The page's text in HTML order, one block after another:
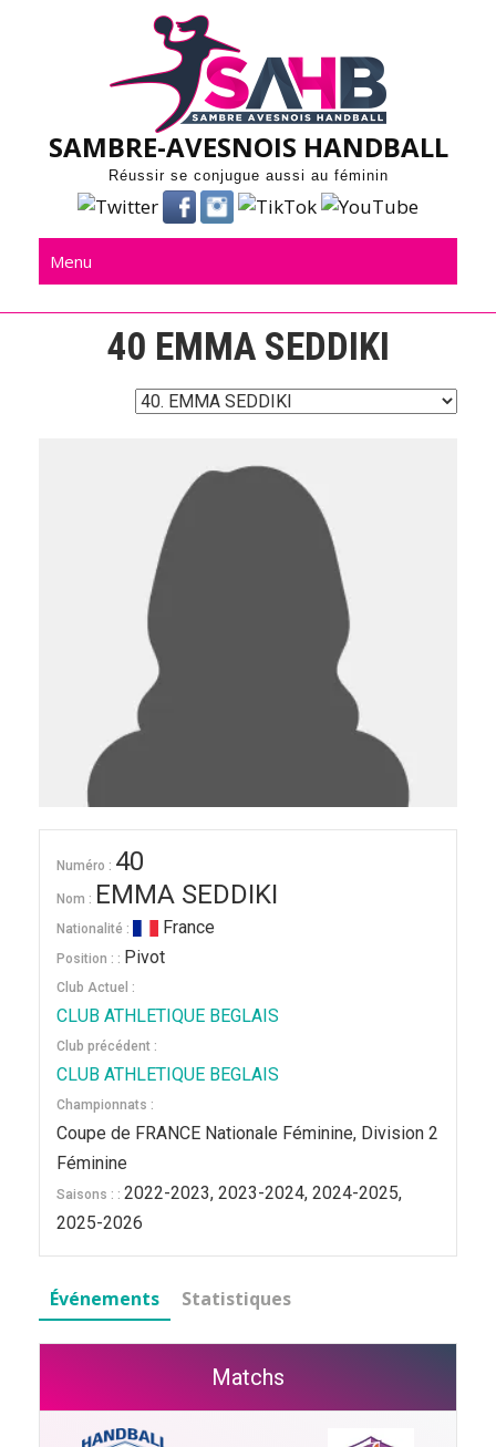
SAMBRE-AVESNOIS HANDBALL
Réussir se conjugue aussi au féminin
Menu
40 EMMA SEDDIKI
Numéro : 40
Nom : EMMA SEDDIKI
Nationalité : France
Position : : Pivot
Club Actuel :
CLUB ATHLETIQUE BEGLAIS
Club précédent :
CLUB ATHLETIQUE BEGLAIS
Championnats :
Coupe de FRANCE Nationale Féminine, Division 2
Féminine
Saisons : : 2022-2023, 2023-2024, 2024-2025,
2025-2026
Événements Statistiques
Matchs